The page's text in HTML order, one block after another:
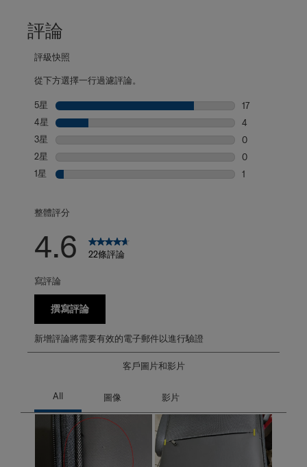
評論
評級快照
從下方選擇一行過濾評論。
5星 星級
17
17 個評論帶有 5
4星 星級
4
4 個評論帶有 4
3星 星級
0
0 個評論帶有 3
2星 星級
0
0 個評論帶有 2
1星 星級
1
整體評分
4.6 22條評論
寫評論
撰寫評論
新增評論將需要有效的電子郵件以進行驗證
客戶圖片和影片